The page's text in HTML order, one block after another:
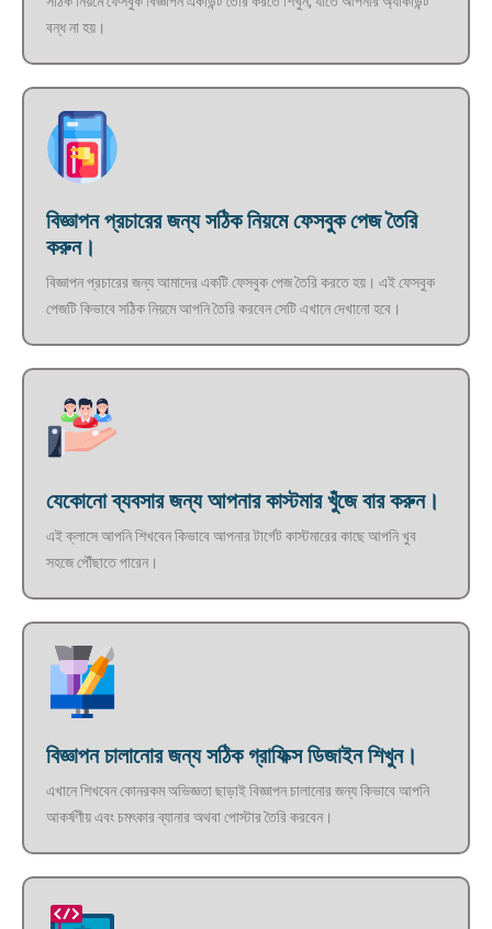
বন্ধ না হয়।
বিজ্ঞাপন প্রচারের জন্য সঠিক নিয়মে ফেসবুক পেজ তৈরি
করুন।
বিজ্ঞাপন প্রচারের জন্য আমাদের একটি ফেসবুক পেজ তৈরি করতে হয়। এই ফেসবুক
পেজটি কিভাবে সঠিক নিয়মে আপনি তৈরি করবেন সেটি এখানে দেখানো হবে।
যেকোনো ব্যবসার জন্য আপনার কাস্টমার খুঁজে বার করুন।
এই ক্লাসে আপনি শিখবেন কিভাবে আপনার টার্গেট কাস্টমারের কাছে আপনি খুব
সহজে পৌঁছাতে পারেন।
বিজ্ঞাপন চালানোর জন্য সঠিক গ্রাফিক্স ডিজাইন শিখুন।
এখানে শিখবেন কোনরকম অভিজ্ঞতা ছাড়াই বিজ্ঞাপন চালানোর জন্য কিভাবে আপনি
আকর্ষণীয় এবং চমৎকার ব্যানার অথবা পোস্টার তৈরি করবেন।